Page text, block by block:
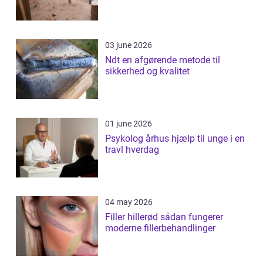
03 june 2026
Ndt en afgørende metode til
sikkerhed og kvalitet
01 june 2026
Psykolog århus hjælp til unge i en
travl hverdag
04 may 2026
Filler hillerød sådan fungerer
moderne fillerbehandlinger